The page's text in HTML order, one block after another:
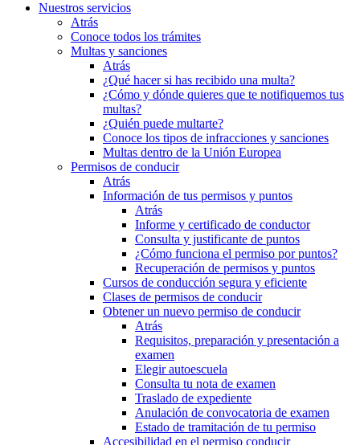
Nuestros servicios
Atrás
Conoce todos los trámites
Multas y sanciones
Atrás
¿Qué hacer si has recibido una multa?
¿Cómo y dónde quieres que te notifiquemos tus
multas?
¿Quién puede multarte?
Conoce los tipos de infracciones y sanciones
Multas dentro de la Unión Europea
Permisos de conducir
Atrás
Información de tus permisos y puntos
Atrás
Informe y certificado de conductor
Consulta y justificante de puntos
¿Cómo funciona el permiso por puntos?
Recuperación de permisos y puntos
Cursos de conducción segura y eficiente
Clases de permisos de conducir
Obtener un nuevo permiso de conducir
Atrás
Requisitos, preparación y presentación a
examen
Elegir autoescuela
Consulta tu nota de examen
Traslado de expediente
Anulación de convocatoria de examen
Estado de tramitación de tu permiso
Accesibilidad en el permiso conducir